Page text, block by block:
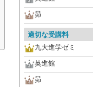
昴
適切な受講料
九大進学ゼミ
英進館
昴